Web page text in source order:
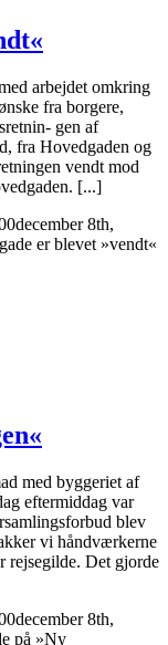
arbejdet omkring
fra borgere,
gen af
fra Hovedgaden og
vendt mod
[...]
december 8th,
er blevet »vendt«
med byggeriet af
eftermiddag var
blev
vi håndværkerne
rejsegilde. Det gjorde
december 8th,
på »Ny